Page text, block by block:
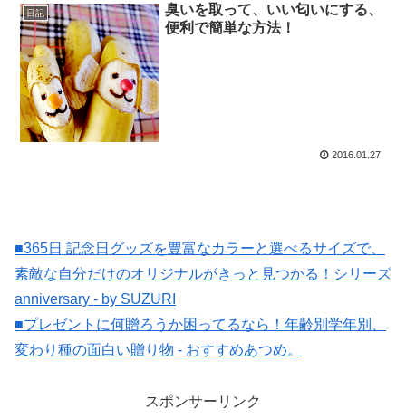
日記
臭いを取って、いい匂いにする、
便利で簡単な方法！
2016.01.27
■365日 記念日グッズを豊富なカラーと選べるサイズで、
素敵な自分だけのオリジナルがきっと見つかる！シリーズ
anniversary - by SUZURI
■プレゼントに何贈ろうか困ってるなら！年齢別学年別、
変わり種の面白い贈り物 - おすすめあつめ。
スポンサーリンク